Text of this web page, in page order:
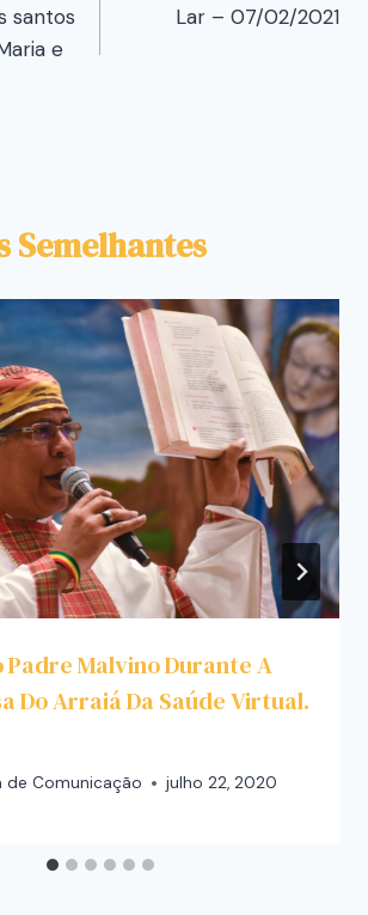
santos
e
Lar – 07/02/2021
Semelhantes
Padre Malvino Durante A
Do Arraiá Da Saúde Virtual.
de Comunicação julho 22, 2020